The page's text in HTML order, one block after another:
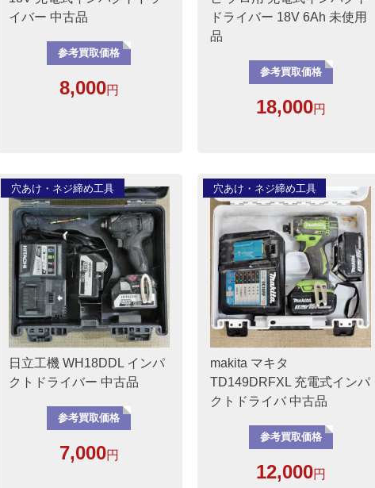
イバー 中古品
参考買取価格
8,000円
ドライバー 18V 6Ah 未使用
品
参考買取価格
18,000円
穴あけ・ネジ締め工具
日立工機 WH18DDL インパ
クトドライバー 中古品
参考買取価格
7,000円
穴あけ・ネジ締め工具
makita マキタ
TD149DRFXL 充電式インパ
クトドライバ 中古品
参考買取価格
12,000円